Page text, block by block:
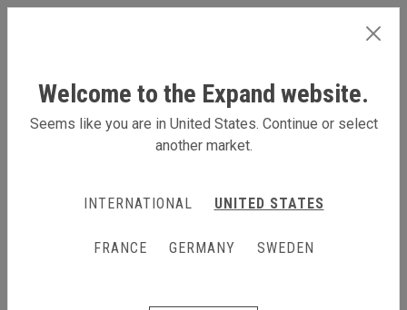
Welcome to the Expand website.
Seems like you are in United States. Continue or select
another market.
INTERNATIONAL UNITED STATES
FRANCE GERMANY SWEDEN